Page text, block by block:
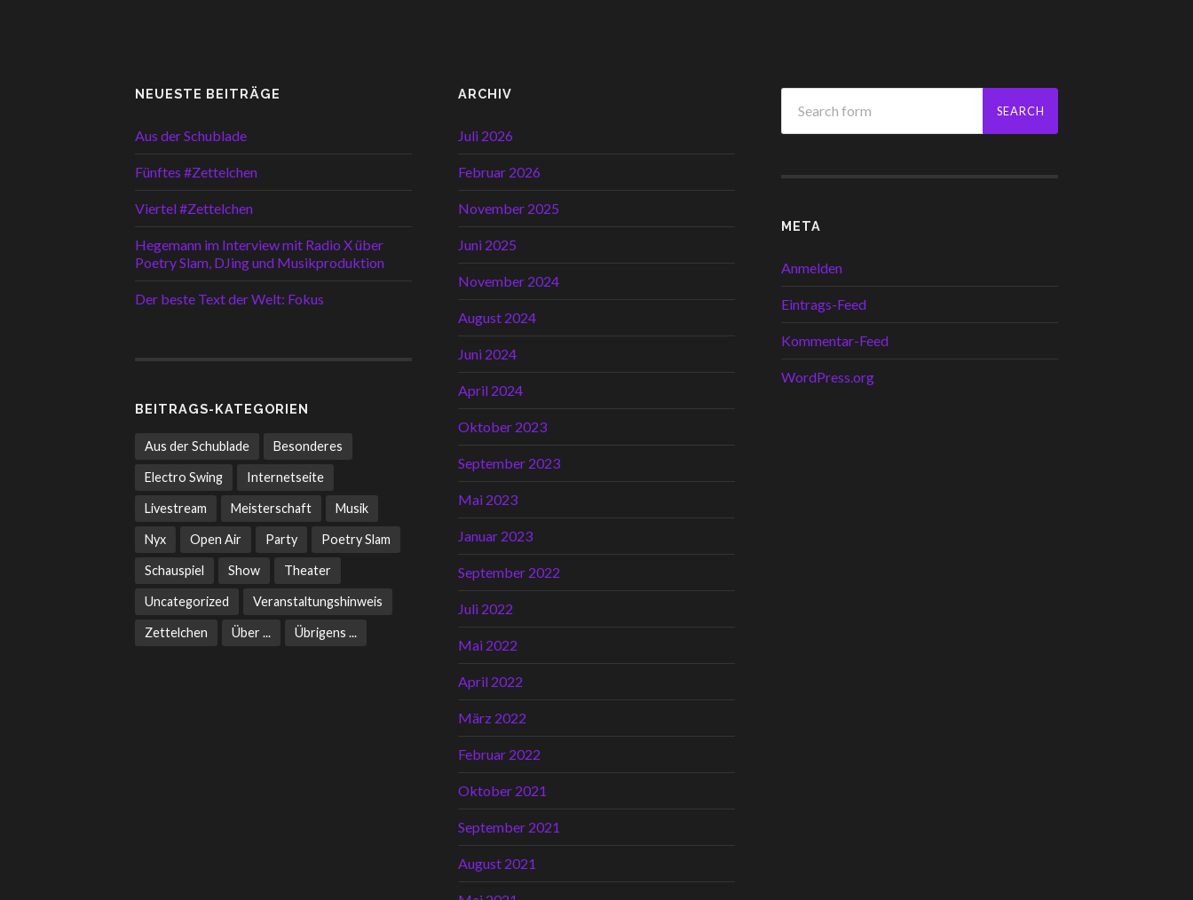
NEUESTE BEITRÄGE
Aus der Schublade
Fünftes #Zettelchen
Viertel #Zettelchen
Hegemann im Interview mit Radio X über
Poetry Slam, DJing und Musikproduktion
Der beste Text der Welt: Fokus
BEITRAGS-KATEGORIEN
Aus der Schublade Besonderes
Electro Swing Internetseite
Livestream Meisterschaft Musik
Nyx Open Air Party Poetry Slam
Schauspiel Show Theater
Uncategorized Veranstaltungshinweis
Zettelchen Über ... Übrigens ...
ARCHIV
Juli 2026
Februar 2026
November 2025
Juni 2025
November 2024
August 2024
Juni 2024
April 2024
Oktober 2023
September 2023
Mai 2023
Januar 2023
September 2022
Juli 2022
Mai 2022
April 2022
März 2022
Februar 2022
Oktober 2021
September 2021
August 2021
META
Anmelden
Eintrags-Feed
Kommentar-Feed
WordPress.org